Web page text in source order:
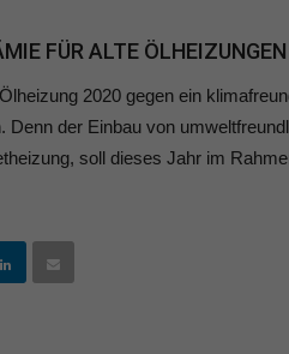
FÜR ALTE ÖLHEIZUNGEN
2020 gegen ein
Denn der Einbau von
soll dieses Jahr im